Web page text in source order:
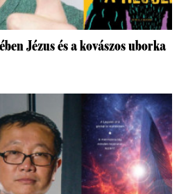
Jézus és a kovászos uborka